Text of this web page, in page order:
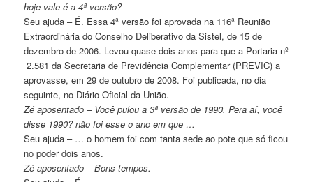
hoje vale é a 4ª versão?
Seu ajuda – É. Essa 4ª versão foi aprovada na 116ª Reunião
Extraordinária do Conselho Deliberativo da Sistel, de 15 de
dezembro de 2006. Levou quase dois anos para que a Portaria nº
2.581 da Secretaria de Previdência Complementar (PREVIC) a
aprovasse, em 29 de outubro de 2008. Foi publicada, no dia
seguinte, no Diário Oficial da União.
Zé aposentado – Você pulou a 3ª versão de 1990. Pera aí, você
disse 1990? não foi esse o ano em que …
Seu ajuda – … o homem foi com tanta sede ao pote que só ficou
no poder dois anos.
Zé aposentado – Bons tempos.